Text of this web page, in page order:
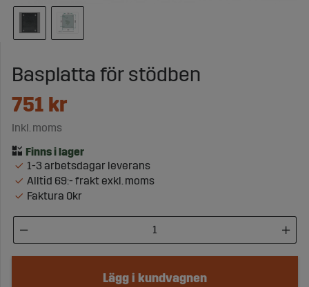
Basplatta för stödben
751 kr
Inkl. moms
1-3 arbetsdagar leverans
Alltid 69:- frakt exkl. moms
Faktura 0kr
Lägg i kundvagnen